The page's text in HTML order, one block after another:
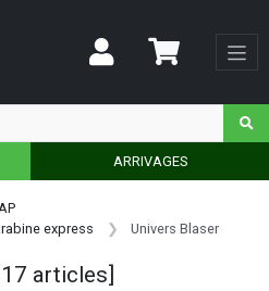
ARRIVAGES
express
Univers Blaser
articles]